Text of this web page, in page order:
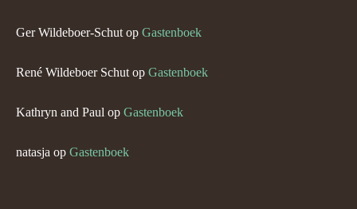
Ger Wildeboer-Schut op Gastenboek
René Wildeboer Schut op Gastenboek
Kathryn and Paul op Gastenboek
natasja op Gastenboek